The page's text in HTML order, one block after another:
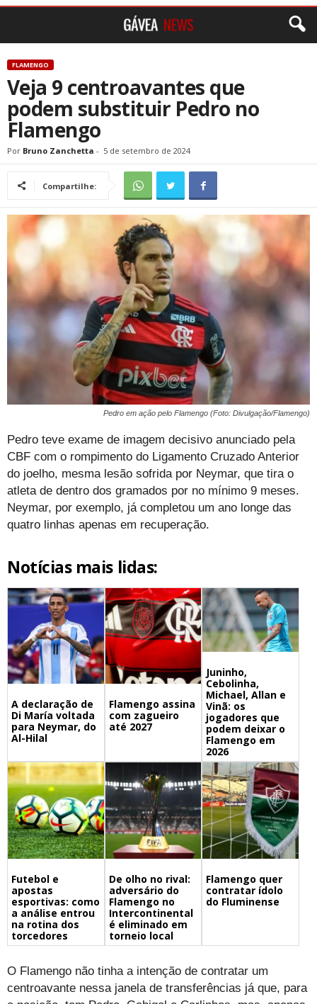
FLAMENGO
Veja 9 centroavantes que
podem substituir Pedro no
Flamengo
Por Bruno Zanchetta - 5 de setembro de 2024
Compartilhe:
Pedro em ação pelo Flamengo (Foto: Divulgação/Flamengo)
Pedro teve exame de imagem decisivo anunciado pela
CBF com o rompimento do Ligamento Cruzado Anterior
do joelho, mesma lesão sofrida por Neymar, que tira o
atleta de dentro dos gramados por no mínimo 9 meses.
Neymar, por exemplo, já completou um ano longe das
quatro linhas apenas em recuperação.
Notícias mais lidas:
A declaração de
Di María voltada
para Neymar, do
Al-Hilal
Flamengo assina
com zagueiro
até 2027
Juninho,
Cebolinha,
Michael, Allan e
Vinã: os
jogadores que
podem deixar o
Flamengo em
2026
Futebol e
apostas
esportivas: como
a análise entrou
na rotina dos
torcedores
De olho no rival:
adversário do
Flamengo no
Intercontinental
é eliminado em
torneio local
Flamengo quer
contratar ídolo
do Fluminense
O Flamengo não tinha a intenção de contratar um
centroavante nessa janela de transferências já que, para